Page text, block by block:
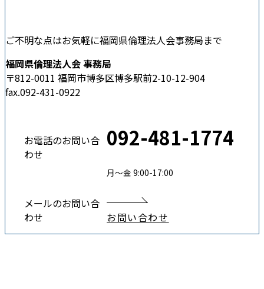
ご不明な点はお気軽に福岡県倫理法人会事務局まで
福岡県倫理法人会 事務局
〒812-0011 福岡市博多区博多駅前2-10-12-904
fax.092-431-0922
お電話のお問い合
わせ
092-481-1774
月〜金 9:00-17:00
メールのお問い合
わせ
お問い合わせ